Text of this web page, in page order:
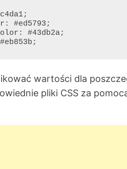
#ed5793;
#43db2a;
wartości dla
pliki CSS za